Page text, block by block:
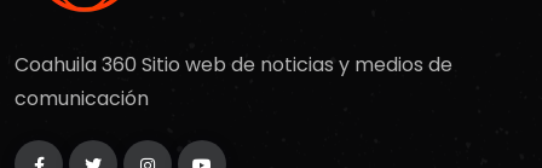
Coahuila 360 Sitio web de noticias y medios de
comunicación